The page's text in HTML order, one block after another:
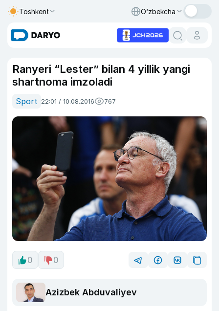
Toshkent O‘zbekcha
Ranyeri “Lester” bilan 4 yillik yangi
shartnoma imzoladi
Sport 22:01 / 10.08.2016 767
0 0
Azizbek Abduvaliyev